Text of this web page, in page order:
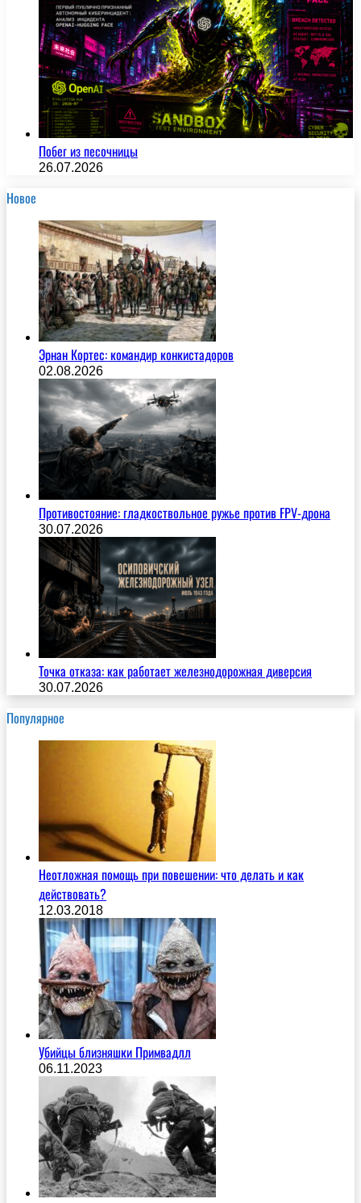
Побег из песочницы
26.07.2026
Новое
Эрнан Кортес: командир конкистадоров
02.08.2026
Противостояние: гладкоствольное ружье против FPV-дрона
30.07.2026
Точка отказа: как работает железнодорожная диверсия
30.07.2026
Популярное
Неотложная помощь при повешении: что делать и как
действовать?
12.03.2018
Убийцы близняшки Примвадлл
06.11.2023